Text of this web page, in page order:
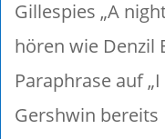
Gillespies „A
hören wie Denzil
Paraphrase auf
Gershwin bereits